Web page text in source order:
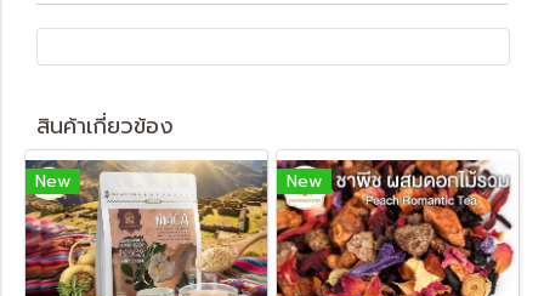
สินค้าเกี่ยวข้อง
New New